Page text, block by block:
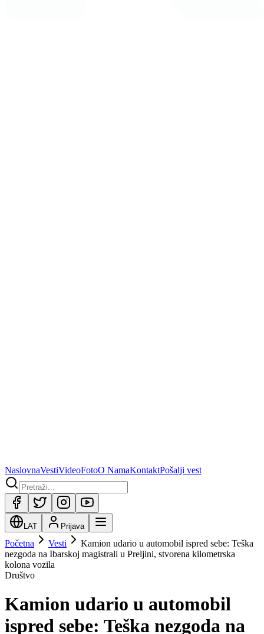
NaslovnaVestiVideoFotoO NamaKontaktPošalji vest
LAT Prijava
Početna Vesti
Kamion udario u automobil ispred sebe: Teška
nezgoda na Ibarskoj magistrali u Preljini, stvorena kilometrska
kolona vozila
Društvo
Kamion udario u automobil
ispred sebe: Teška nezgoda na